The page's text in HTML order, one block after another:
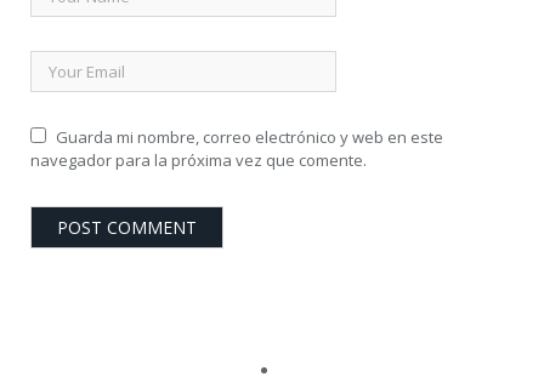
Guarda mi nombre, correo electrónico y web en este
navegador para la próxima vez que comente.